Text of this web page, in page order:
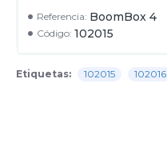
Referencia: BoomBox 4
Código: 102015
Etiquetas: 102015 102016